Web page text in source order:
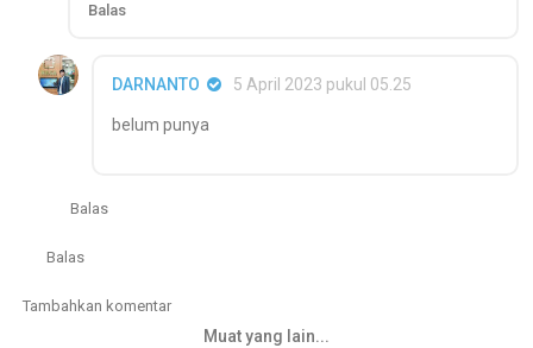
Balas
DARNANTO 5 April 2023 pukul 05.25
belum punya
Balas
Balas
Tambahkan komentar
Muat yang lain...